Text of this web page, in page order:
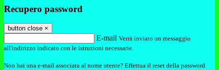
Recupero password
button close ×
E-mail Verrà inviato un messaggio
all'indirizzo indicato con le istruzioni necessarie.
Non hai una e-mail associata al nome utente? Effettua il reset della password